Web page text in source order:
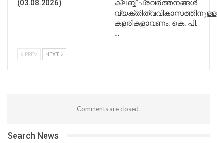
(03.08.2026)
ക്ലബ്ബ് പ്രവർത്തനങ്ങൾ
വ്യക്തിത്വവികാസത്തിനുള്ള
കളരികളാവണം: കെ. പി.
…
PREV NEXT
Comments are closed.
Search News